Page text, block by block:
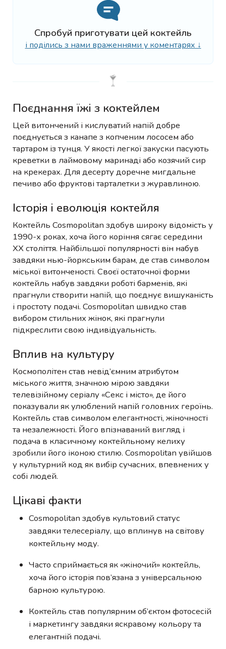
Спробуй приготувати цей коктейль
і поділись з нами враженнями у коментарях ↓
Поєднання їжі з коктейлем
Цей витончений і кислуватий напій добре
поєднується з канапе з копченим лососем або
тартаром із тунця. У якості легкої закуски пасують
креветки в лаймовому маринаді або козячий сир
на крекерах. Для десерту доречне мигдальне
печиво або фруктові тарталетки з журавлиною.
Історія і еволюція коктейля
Коктейль Cosmopolitan здобув широку відомість у
1990-х роках, хоча його коріння сягає середини
XX століття. Найбільшої популярності він набув
завдяки нью-йоркським барам, де став символом
міської витонченості. Своєї остаточної форми
коктейль набув завдяки роботі барменів, які
прагнули створити напій, що поєднує вишуканість
і простоту подачі. Cosmopolitan швидко став
вибором стильних жінок, які прагнули
підкреслити свою індивідуальність.
Вплив на культуру
Космополітен став невід’ємним атрибутом
міського життя, значною мірою завдяки
телевізійному серіалу «Секс і місто», де його
показували як улюблений напій головних героїнь.
Коктейль став символом елегантності, жіночності
та незалежності. Його впізнаваний вигляд і
подача в класичному коктейльному келиху
зробили його іконою стилю. Cosmopolitan увійшов
у культурний код як вибір сучасних, впевнених у
собі людей.
Цікаві факти
Cosmopolitan здобув культовий статус
завдяки телесеріалу, що вплинув на світову
коктейльну моду.
Часто сприймається як «жіночий» коктейль,
хоча його історія пов’язана з універсальною
барною культурою.
Коктейль став популярним об’єктом фотосесій
і маркетингу завдяки яскравому кольору та
елегантній подачі.